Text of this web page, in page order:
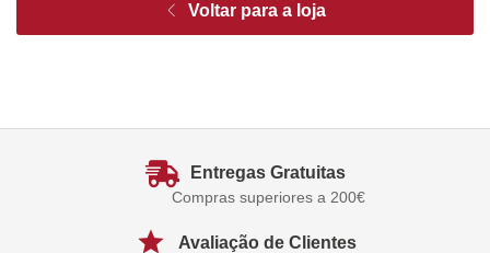
Voltar para a loja
Entregas Gratuitas
Compras superiores a 200€
Avaliação de Clientes